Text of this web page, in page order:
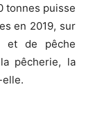
tonnes puisse
en 2019, sur
et de pêche
pêcherie, la